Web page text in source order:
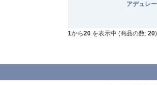
アデュレ
1から20 を表示中 (商品の数: 20)